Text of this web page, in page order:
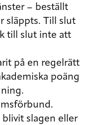
– beställt
släppts. Till slut
till slut inte att
på en regelrätt
poäng
blivit slagen eller